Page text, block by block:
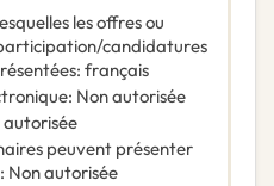
les offres ou
candidatures
: français
: Non autorisée
autorisée
peuvent présenter
: Non autorisée